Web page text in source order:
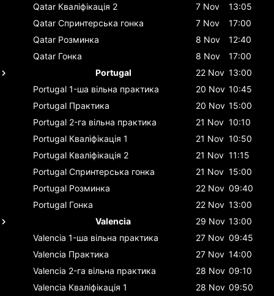
Qatar Кваліфікація 2 7 Nov
13:05
Qatar Спринтерська гонка 7 Nov
17:00
Qatar Розминка 8 Nov
12:40
Qatar Гонка 8 Nov
17:00
Portugal
22 Nov 13:00
Portugal 1-ша вільна практика 20 Nov 10:45
Portugal Практика 20 Nov 15:00
Portugal 2-га вільна практика 21 Nov 10:10
Portugal Кваліфікація 1 21 Nov 10:50
Portugal Кваліфікація 2 21 Nov 11:15
Portugal Спринтерська гонка 21 Nov 15:00
Portugal Розминка 22 Nov 09:40
Portugal Гонка 22 Nov 13:00
Valencia
29 Nov 13:00
Valencia 1-ша вільна практика 27 Nov 09:45
Valencia Практика 27 Nov 14:00
Valencia 2-га вільна практика 28 Nov 09:10
Valencia Кваліфікація 1 28 Nov 09:50